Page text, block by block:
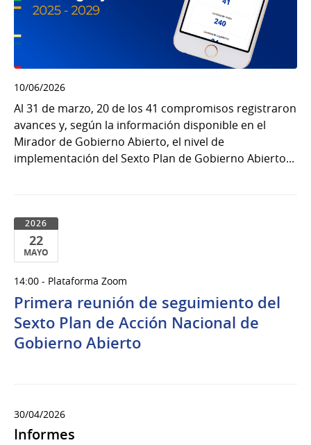
10/06/2026
Al 31 de marzo, 20 de los 41 compromisos registraron
avances y, según la información disponible en el
Mirador de Gobierno Abierto, el nivel de
implementación del Sexto Plan de Gobierno Abierto...
2026
22
MAYO
de
Mayo
del
2026
14:00 - Plataforma Zoom
Primera reunión de seguimiento del
Sexto Plan de Acción Nacional de
Gobierno Abierto
30/04/2026
Informes